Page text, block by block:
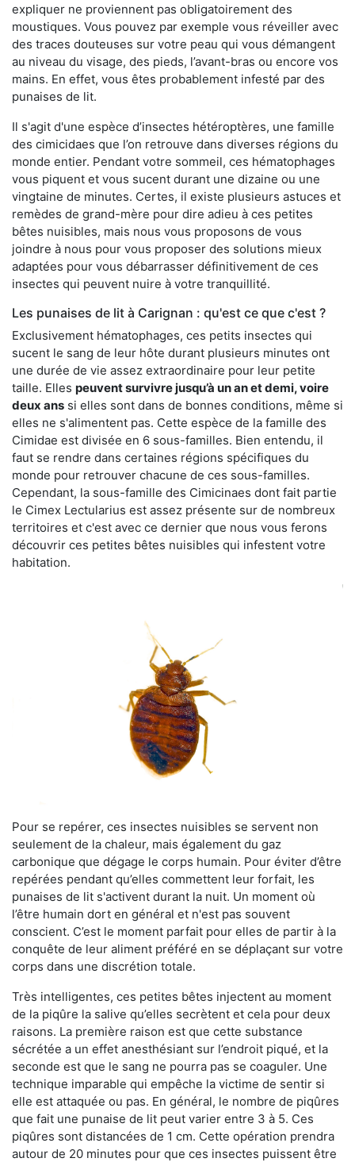
expliquer ne proviennent pas obligatoirement des
moustiques. Vous pouvez par exemple vous réveiller avec
des traces douteuses sur votre peau qui vous démangent
au niveau du visage, des pieds, l’avant-bras ou encore vos
mains. En effet, vous êtes probablement infesté par des
punaises de lit.
Il s'agit d'une espèce d’insectes hétéroptères, une famille
des cimicidaes que l’on retrouve dans diverses régions du
monde entier. Pendant votre sommeil, ces hématophages
vous piquent et vous sucent durant une dizaine ou une
vingtaine de minutes. Certes, il existe plusieurs astuces et
remèdes de grand-mère pour dire adieu à ces petites
bêtes nuisibles, mais nous vous proposons de vous
joindre à nous pour vous proposer des solutions mieux
adaptées pour vous débarrasser définitivement de ces
insectes qui peuvent nuire à votre tranquillité.
Les punaises de lit à Carignan : qu'est ce que c'est ?
Exclusivement hématophages, ces petits insectes qui
sucent le sang de leur hôte durant plusieurs minutes ont
une durée de vie assez extraordinaire pour leur petite
taille. Elles peuvent survivre jusqu’à un an et demi, voire
deux ans si elles sont dans de bonnes conditions, même si
elles ne s'alimentent pas. Cette espèce de la famille des
Cimidae est divisée en 6 sous-familles. Bien entendu, il
faut se rendre dans certaines régions spécifiques du
monde pour retrouver chacune de ces sous-familles.
Cependant, la sous-famille des Cimicinaes dont fait partie
le Cimex Lectularius est assez présente sur de nombreux
territoires et c'est avec ce dernier que nous vous ferons
découvrir ces petites bêtes nuisibles qui infestent votre
habitation.
Pour se repérer, ces insectes nuisibles se servent non
seulement de la chaleur, mais également du gaz
carbonique que dégage le corps humain. Pour éviter d’être
repérées pendant qu’elles commettent leur forfait, les
punaises de lit s'activent durant la nuit. Un moment où
l’être humain dort en général et n'est pas souvent
conscient. C’est le moment parfait pour elles de partir à la
conquête de leur aliment préféré en se déplaçant sur votre
corps dans une discrétion totale.
Très intelligentes, ces petites bêtes injectent au moment
de la piqûre la salive qu’elles secrètent et cela pour deux
raisons. La première raison est que cette substance
sécrétée a un effet anesthésiant sur l’endroit piqué, et la
seconde est que le sang ne pourra pas se coaguler. Une
technique imparable qui empêche la victime de sentir si
elle est attaquée ou pas. En général, le nombre de piqûres
que fait une punaise de lit peut varier entre 3 à 5. Ces
piqûres sont distancées de 1 cm. Cette opération prendra
autour de 20 minutes pour que ces insectes puissent être